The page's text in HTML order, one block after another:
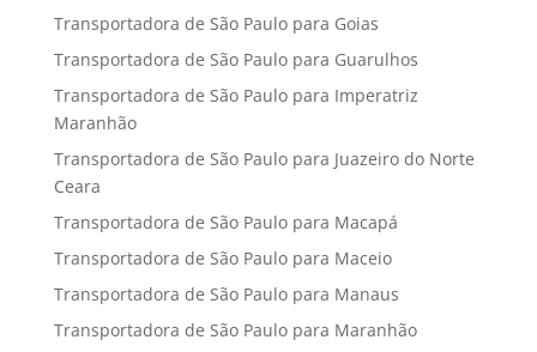
Transportadora de São Paulo para Goias
Transportadora de São Paulo para Guarulhos
Transportadora de São Paulo para Imperatriz
Maranhão
Transportadora de São Paulo para Juazeiro do Norte
Ceara
Transportadora de São Paulo para Macapá
Transportadora de São Paulo para Maceio
Transportadora de São Paulo para Manaus
Transportadora de São Paulo para Maranhão